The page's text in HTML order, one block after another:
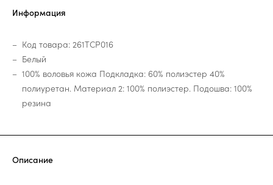
Информация
Код товара: 261TCP016
Белый
100% воловья кожа Подкладка: 60% полиэстер 40%
полиуретан. Материал 2: 100% полиэстер. Подошва: 100%
резина
Описание